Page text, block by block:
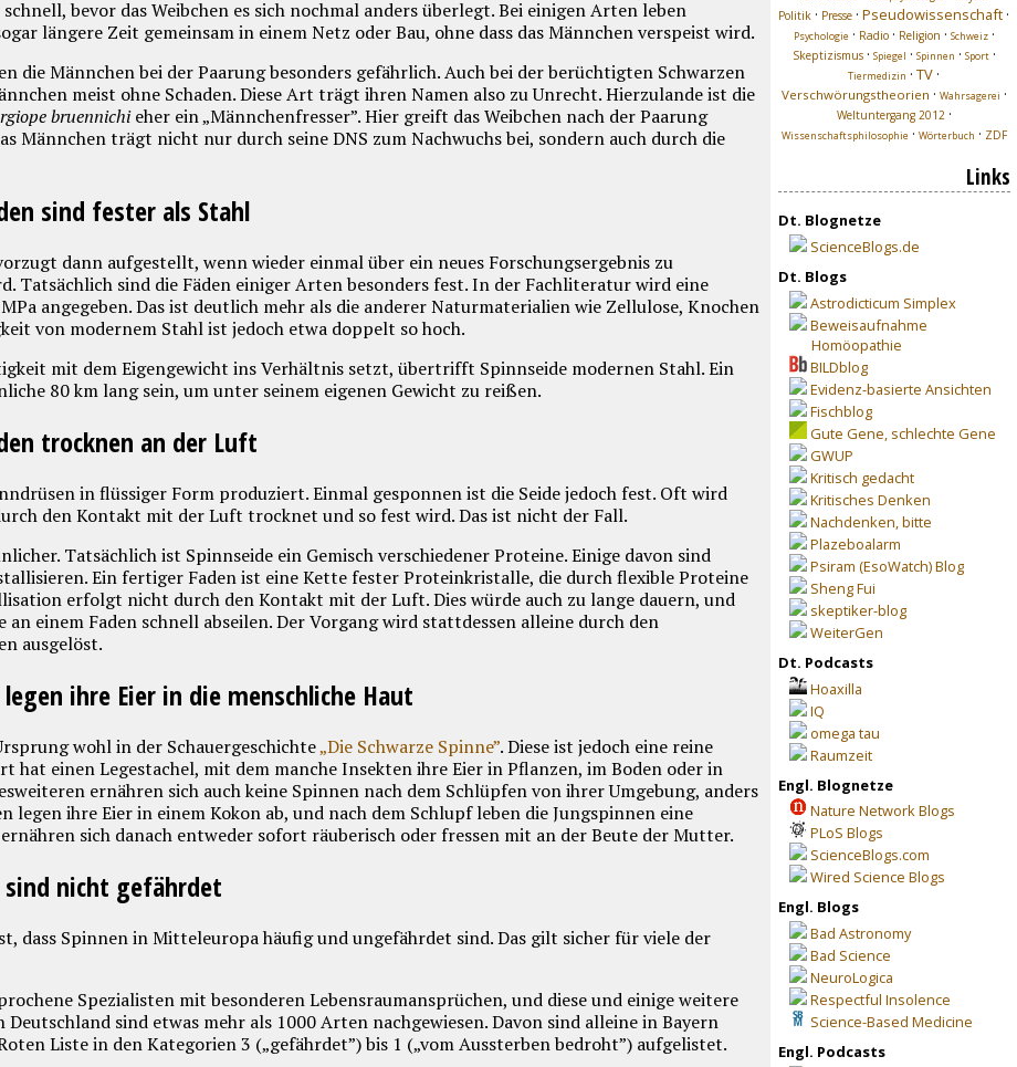
bevor das Weibchen es sich nochmal anders überlegt. Bei einigen Arten leben
längere Zeit gemeinsam in einem Netz oder Bau, ohne dass das Männchen verspeist wird.
die Männchen bei der Paarung besonders gefährlich. Auch bei der berüchtigten Schwarzen
meist ohne Schaden. Diese Art trägt ihren Namen also zu Unrecht. Hierzulande ist die
bruennichieher ein „Männchenfresser”. Hier greift das Weibchen nach der Paarung
Männchen trägt nicht nur durch seine DNS zum Nachwuchs bei, sondern auch durch die
sind fester als Stahl
dann aufgestellt, wenn wieder einmal über ein neues Forschungsergebnis zu
Tatsächlich sind die Fäden einiger Arten besonders fest. In der Fachliteratur wird eine
angegeben. Das ist deutlich mehr als die anderer Naturmaterialien wie Zellulose, Knochen
von modernem Stahl ist jedoch etwa doppelt so hoch.
mit dem Eigengewicht ins Verhältnis setzt, übertrifft Spinnseide modernen Stahl. Ein
80 km lang sein, um unter seinem eigenen Gewicht zu reißen.
trocknen an der Luft
in flüssiger Form produziert. Einmal gesponnen ist die Seide jedoch fest. Oft wird
den Kontakt mit der Luft trocknet und so fest wird. Das ist nicht der Fall.
Tatsächlich ist Spinnseide ein Gemisch verschiedener Proteine. Einige davon sind
Ein fertiger Faden ist eine Kette fester Proteinkristalle, die durch flexible Proteine
erfolgt nicht durch den Kontakt mit der Luft. Dies würde auch zu lange dauern, und
an einem Faden schnell abseilen. Der Vorgang wird stattdessen alleine durch den
ausgelöst.
ihre Eier in die menschliche Haut
wohl in der Schauergeschichte„Die Schwarze Spinne”. Diese ist jedoch eine reine
hat einen Legestachel, mit dem manche Insekten ihre Eier in Pflanzen, im Boden oder in
ernähren sich auch keine Spinnen nach dem Schlüpfen von ihrer Umgebung, anders
legen ihre Eier in einem Kokon ab, und nach dem Schlupf leben die Jungspinnen eine
sich danach entweder sofort räuberisch oder fressen mit an der Beute der Mutter.
nicht gefährdet
dass Spinnen in Mitteleuropa häufig und ungefährdet sind. Das gilt sicher für viele der
Spezialisten mit besonderen Lebensraumansprüchen, und diese und einige weitere
sind etwas mehr als 1000 Arten nachgewiesen. Davon sind alleine in Bayern
Liste in den Kategorien 3 („gefährdet”) bis 1 („vom Aussterben bedroht”) aufgelistet.
Politik · Presse ·Pseudowissenschaft ·
Psychologie· Radio· Religion · Schweiz·
Skeptizismus· Spiegel · Spinnen · Sport·
Tiermedizin ·TV ·
Verschwörungstheorien · Wahrsagerei ·
Weltuntergang 2012·
Wissenschaftsphilosophie· Wörterbuch · ZDF
Links
Dt. Blognetze
ScienceBlogs.de
Dt. Blogs
Astrodicticum Simplex
Beweisaufnahme
Homöopathie
BILDblog
Evidenz-basierte Ansichten
Fischblog
Gute Gene, schlechte Gene
GWUP
Kritisch gedacht
Kritisches Denken
Nachdenken, bitte
Plazeboalarm
Psiram (EsoWatch) Blog
Sheng Fui
skeptiker-blog
WeiterGen
Dt. Podcasts
Hoaxilla
IQ
omega tau
Raumzeit
Engl. Blognetze
Nature Network Blogs
PLoS Blogs
ScienceBlogs.com
Wired Science Blogs
Engl. Blogs
Bad Astronomy
Bad Science
NeuroLogica
Respectful Insolence
Science-Based Medicine
Engl. Podcasts